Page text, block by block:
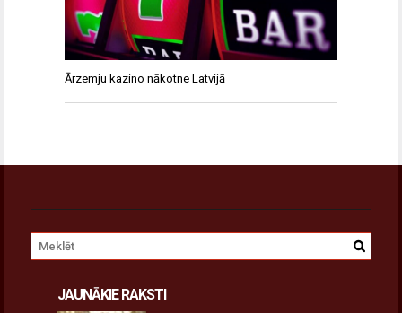
Ārzemju kazino nākotne Latvijā
JAUNĀKIE RAKSTI